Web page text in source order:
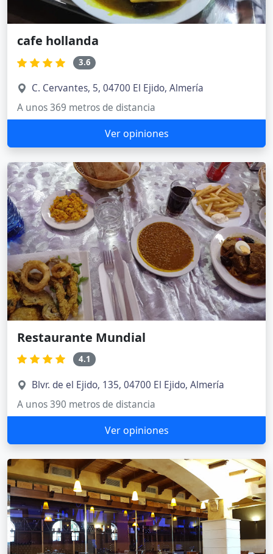
cafe hollanda
3.6
C. Cervantes, 5, 04700 El Ejido, Almería
A unos 369 metros de distancia
Ver opiniones
Restaurante Mundial
4.1
Blvr. de el Ejido, 135, 04700 El Ejido, Almería
A unos 390 metros de distancia
Ver opiniones